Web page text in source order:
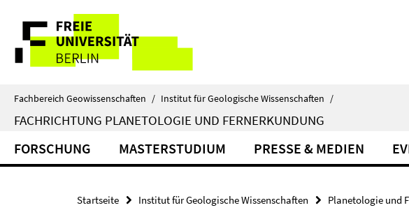
direkt
Inhalt
Service-
Navigation
Fachbereich Geowissenschaften / Institut für Geologische Wissenschaften /
FACHRICHTUNG PLANETOLOGIE UND FERNERKUNDUNG
FORSCHUNG MASTERSTUDIUM PRESSE & MEDIEN
Startseite Institut für Geologische Wissenschaften Planetologie und